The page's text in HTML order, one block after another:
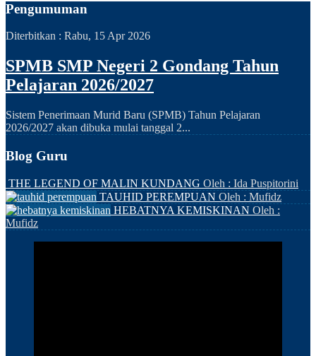
Pengumuman
Diterbitkan : Rabu, 15 Apr 2026
SPMB SMP Negeri 2 Gondang Tahun
Pelajaran 2026/2027
Sistem Penerimaan Murid Baru (SPMB) Tahun Pelajaran
2026/2027 akan dibuka mulai tanggal 2...
Blog Guru
THE LEGEND OF MALIN KUNDANG Oleh : Ida Puspitorini
TAUHID PEREMPUAN Oleh : Mufidz
HEBATNYA KEMISKINAN Oleh :
Mufidz